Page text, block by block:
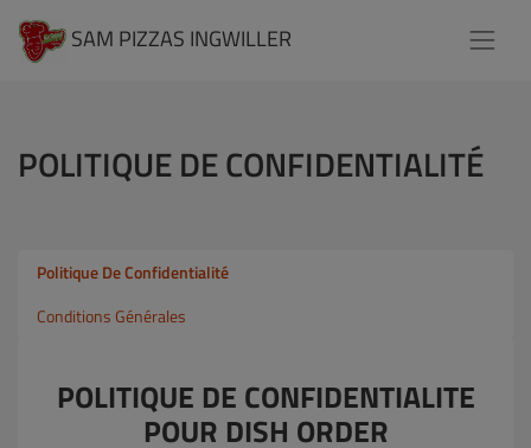
SAM PIZZAS INGWILLER
POLITIQUE DE CONFIDENTIALITÉ
Politique De Confidentialité
Conditions Générales
POLITIQUE DE CONFIDENTIALITE
POUR DISH ORDER